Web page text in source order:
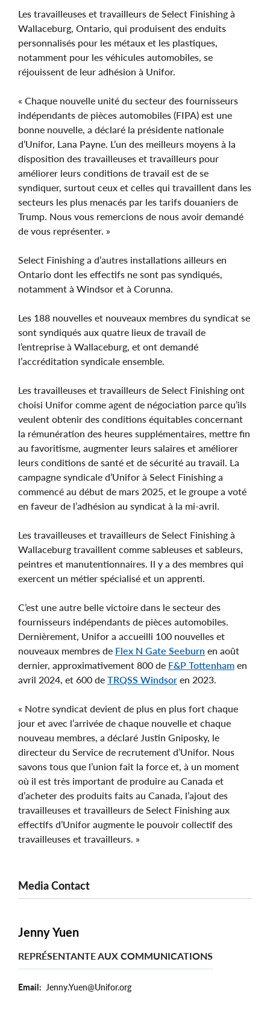
Les travailleuses et travailleurs de Select Finishing à
Wallaceburg, Ontario, qui produisent des enduits
personnalisés pour les métaux et les plastiques,
notamment pour les véhicules automobiles, se
réjouissent de leur adhésion à Unifor.
« Chaque nouvelle unité du secteur des fournisseurs
indépendants de pièces automobiles (FIPA) est une
bonne nouvelle, a déclaré la présidente nationale
d’Unifor, Lana Payne. L’un des meilleurs moyens à la
disposition des travailleuses et travailleurs pour
améliorer leurs conditions de travail est de se
syndiquer, surtout ceux et celles qui travaillent dans les
secteurs les plus menacés par les tarifs douaniers de
Trump. Nous vous remercions de nous avoir demandé
de vous représenter. »
Select Finishing a d’autres installations ailleurs en
Ontario dont les effectifs ne sont pas syndiqués,
notamment à Windsor et à Corunna.
Les 188 nouvelles et nouveaux membres du syndicat se
sont syndiqués aux quatre lieux de travail de
l’entreprise à Wallaceburg, et ont demandé
l’accréditation syndicale ensemble.
Les travailleuses et travailleurs de Select Finishing ont
choisi Unifor comme agent de négociation parce qu’ils
veulent obtenir des conditions équitables concernant
la rémunération des heures supplémentaires, mettre fin
au favoritisme, augmenter leurs salaires et améliorer
leurs conditions de santé et de sécurité au travail. La
campagne syndicale d’Unifor à Select Finishing a
commencé au début de mars 2025, et le groupe a voté
en faveur de l’adhésion au syndicat à la mi-avril.
Les travailleuses et travailleurs de Select Finishing à
Wallaceburg travaillent comme sableuses et sableurs,
peintres et manutentionnaires. Il y a des membres qui
exercent un métier spécialisé et un apprenti.
C’est une autre belle victoire dans le secteur des
fournisseurs indépendants de pièces automobiles.
Dernièrement, Unifor a accueilli 100 nouvelles et
nouveaux membres de Flex N Gate Seeburn en août
dernier, approximativement 800 de F&P Tottenham en
avril 2024, et 600 de TRQSS Windsor en 2023.
« Notre syndicat devient de plus en plus fort chaque
jour et avec l’arrivée de chaque nouvelle et chaque
nouveau membres, a déclaré Justin Gniposky, le
directeur du Service de recrutement d’Unifor. Nous
savons tous que l’union fait la force et, à un moment
où il est très important de produire au Canada et
d’acheter des produits faits au Canada, l’ajout des
travailleuses et travailleurs de Select Finishing aux
effectifs d’Unifor augmente le pouvoir collectif des
travailleuses et travailleurs. »
Media Contact
Jenny Yuen
REPRÉSENTANTE AUX COMMUNICATIONS
Email Jenny.Yuen@Unifor.org